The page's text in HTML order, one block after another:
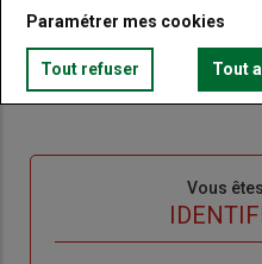
newsletter du journal
Vous
Paramétrer mes cookies
Tout refuser Tout